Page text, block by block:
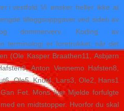
Vi ønsker heller ikke at
tilleggsoppgaver ved siden av
dommerverv. Koding av
terminologi er foretrukket, når det
(Ole Kasper Braathen11, Asbjørn
Anton Vennemo Hafsten8,
Ole5, Knut4, Lars3, Ole2, Hans1
Fet. Mons Ivar Mjelde forfulgte
en midtstopper. Hvorfor du skal